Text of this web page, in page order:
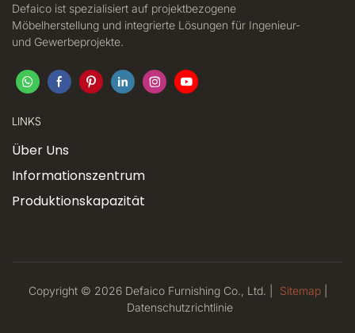
Defaico ist spezialisiert auf projektbezogene
Möbelherstellung und integrierte Lösungen für Ingenieur-
und Gewerbeprojekte.
LINKS
Über Uns
Informationszentrum
Produktionskapazität
Copyright © 2026 Defaico Furnishing Co., Ltd. | Sitemap
Datenschutzrichtlinie